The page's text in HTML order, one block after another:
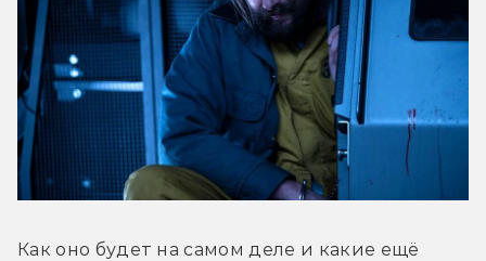
Как оно будет на самом деле и какие ещё